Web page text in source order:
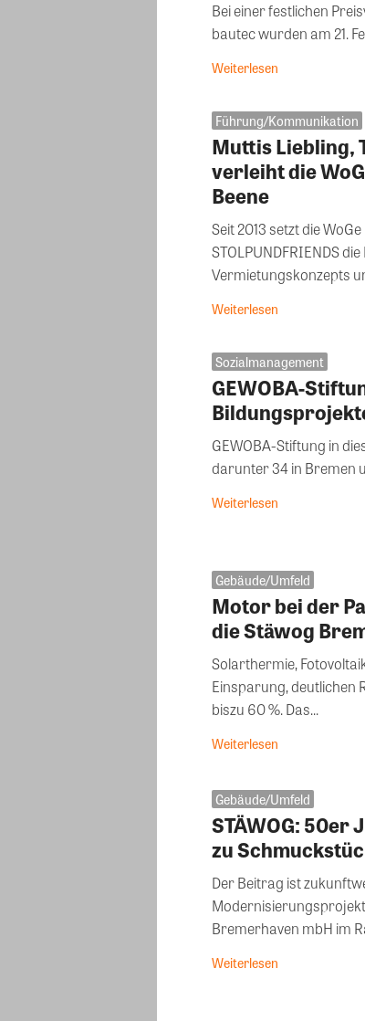
Bei einer festlichen
bautec wurden am 21.
Weiterlesen
Führung/Kommunikation
Muttis Liebling,
verleiht die
Beene
Seit 2013 setzt die
STOLPUNDFRIENDS
Vermietungskonzepts
Weiterlesen
Sozialmanagement
GEWOBA-
GEWOBA-Stiftung in
darunter 34 in Bremen
Weiterlesen
Gebäude/Umfeld
Motor bei der
die Stäwog
Solarthermie,
Einsparung, deutlichen
biszu 60 %. Das...
Weiterlesen
Gebäude/Umfeld
STÄWOG:
zu
Der Beitrag ist
Bremerhaven mbH im
Weiterlesen